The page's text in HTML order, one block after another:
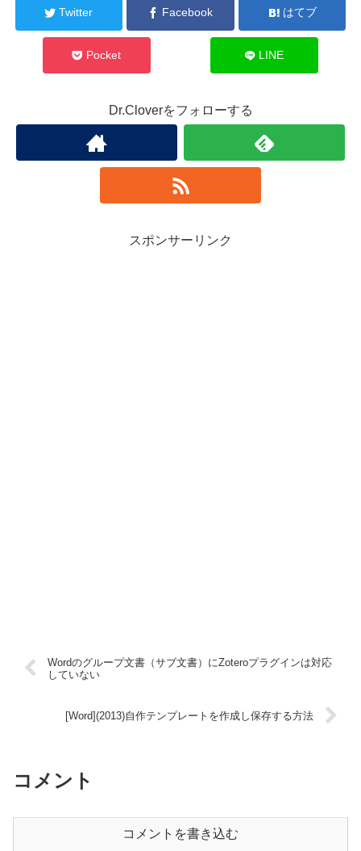
Twitter Facebook はてブ
Pocket LINE
Dr.Cloverをフォローする
スポンサーリンク
Wordのグループ文書（サブ文書）にZoteroプラグインは対応
していない
[Word](2013)自作テンプレートを作成し保存する方法
コメント
コメントを書き込む